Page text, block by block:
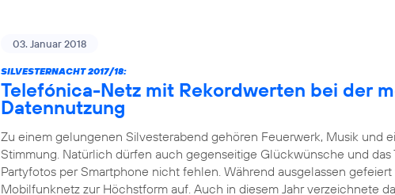
03. Januar 2018
SILVESTERNACHT 2017/18:
Telefónica-Netz mit Rekordwerten bei der
Datennutzung
Zu einem gelungenen Silvesterabend gehören Feuerwerk, Musik und
Stimmung. Natürlich dürfen auch gegenseitige Glückwünsche und das
Partyfotos per Smartphone nicht fehlen. Während ausgelassen gefeiert
Mobilfunknetz zur Höchstform auf. Auch in diesem Jahr verzeichnete